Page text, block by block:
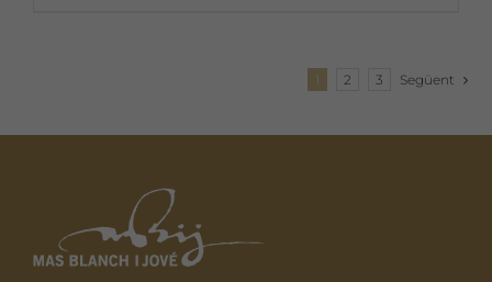
1 2 3 Següent